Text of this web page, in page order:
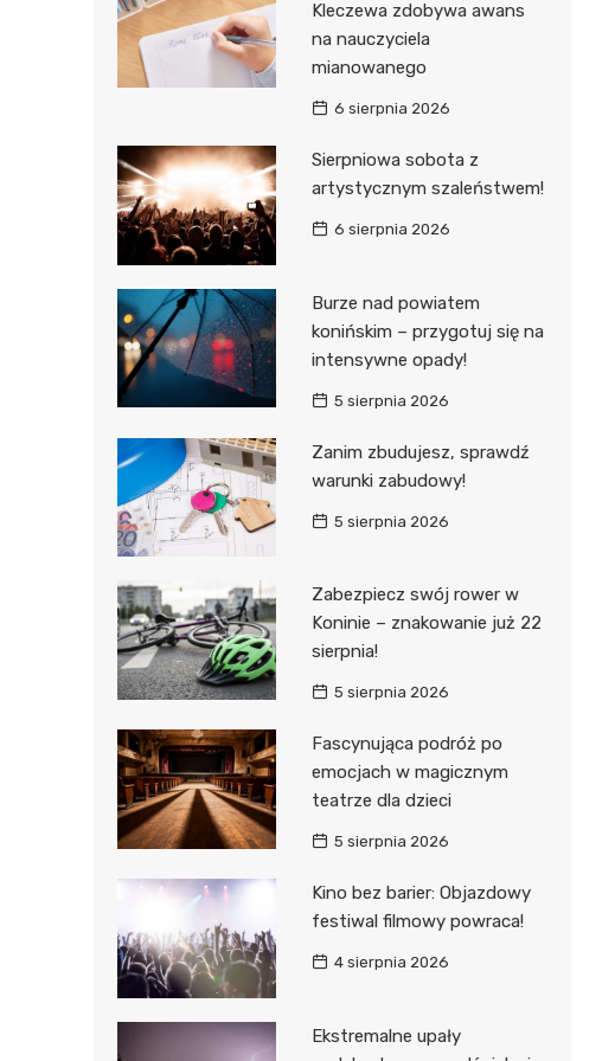
Kleczewa zdobywa awans
na nauczyciela
mianowanego
6 sierpnia 2026
Sierpniowa sobota z
artystycznym szaleństwem!
6 sierpnia 2026
Burze nad powiatem
konińskim – przygotuj się na
intensywne opady!
5 sierpnia 2026
Zanim zbudujesz, sprawdź
warunki zabudowy!
5 sierpnia 2026
Zabezpiecz swój rower w
Koninie – znakowanie już 22
sierpnia!
5 sierpnia 2026
Fascynująca podróż po
emocjach w magicznym
teatrze dla dzieci
5 sierpnia 2026
Kino bez barier: Objazdowy
festiwal filmowy powraca!
4 sierpnia 2026
Ekstremalne upały